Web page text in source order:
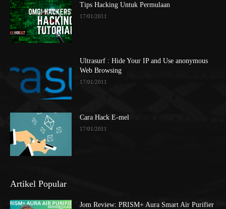
Tips Hacking Untuk Permulaan
17/01/2011
Ultrasurf : Hide Your IP and Use anonymous
Web Browsing
17/01/2011
Cara Hack E-mel
17/01/2011
Artikel Popular
Jom Review: PRISM+ Aura Smart Air Purifier